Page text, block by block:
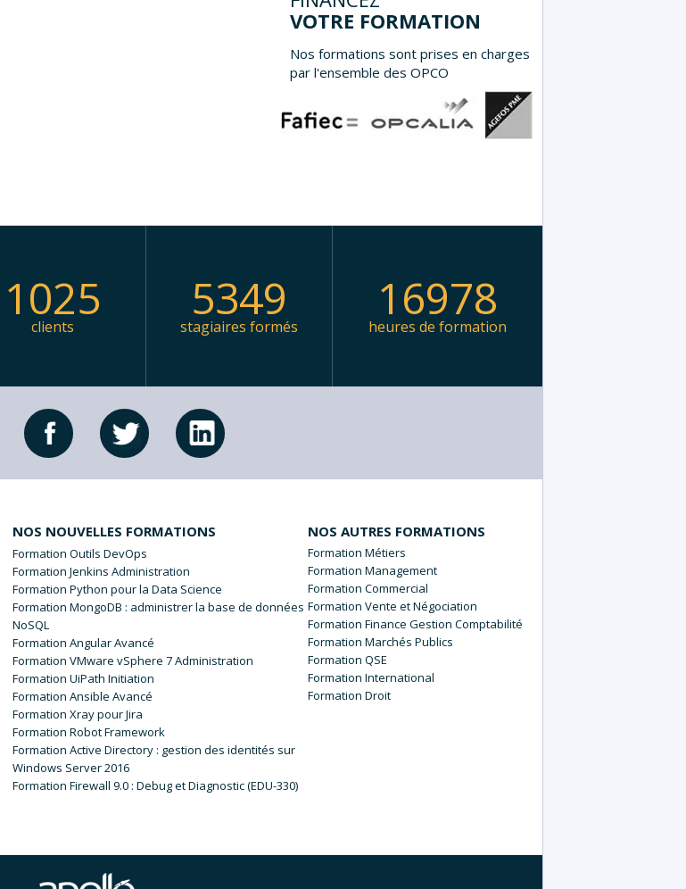
VOTRE FORMATION
Nos formations sont prises en charges
par l'ensemble des OPCO
1025
clients 5349
stagiaires formés 16978
heures de formation
NOS NOUVELLES FORMATIONS
Formation Outils DevOps
Formation Jenkins Administration
Formation Python pour la Data Science
Formation MongoDB : administrer la base de données
NoSQL
Formation Angular Avancé
Formation VMware vSphere 7 Administration
Formation UiPath Initiation
Formation Ansible Avancé
Formation Xray pour Jira
Formation Robot Framework
Formation Active Directory : gestion des identités sur
Windows Server 2016
Formation Firewall 9.0 : Debug et Diagnostic (EDU-330)
NOS AUTRES FORMATIONS
Métiers
Management
Commercial
Vente et Négociation
Finance Gestion Comptabilité
Marchés Publics
QSE
International
Droit